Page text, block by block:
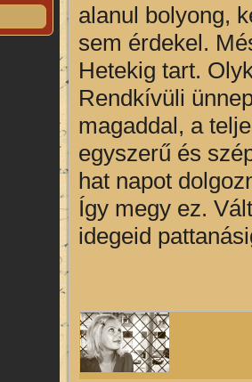
alanul bolyong,
sem érdekel.
Hetekig tart.
Rendkívüli
magaddal, a
egyszerű és
hat napot
Így megy ez.
idegeid